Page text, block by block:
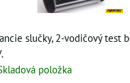
slučky, 2-vodičový test
položka